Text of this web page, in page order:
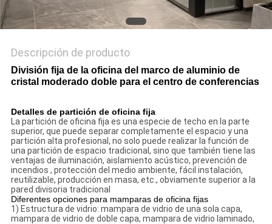
Descripción de producto
División fija de la oficina del marco de aluminio de
cristal moderado doble para el centro de conferencias
Detalles de partición de oficina fija
La partición de oficina fija es una especie de techo en la parte
superior, que puede separar completamente el espacio y una
partición alta profesional, no solo puede realizar la función de
una partición de espacio tradicional, sino que también tiene las
ventajas de iluminación, aislamiento acústico, prevención de
incendios , protección del medio ambiente, fácil instalación,
reutilizable, producción en masa, etc., obviamente superior a la
pared divisoria tradicional
Diferentes opciones para mamparas de oficina fijas
1) Estructura de vidrio: mampara de vidrio de una sola capa,
mampara de vidrio de doble capa, mampara de vidrio laminado,